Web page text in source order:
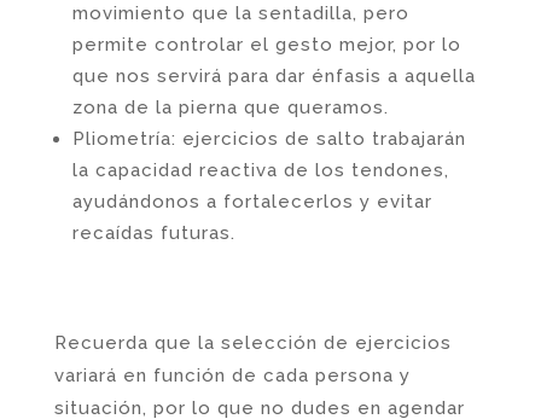
movimiento que la sentadilla, pero
permite controlar el gesto mejor, por lo
que nos servirá para dar énfasis a aquella
zona de la pierna que queramos.
Pliometría: ejercicios de salto trabajarán
la capacidad reactiva de los tendones,
ayudándonos a fortalecerlos y evitar
recaídas futuras.
Recuerda que la selección de ejercicios
variará en función de cada persona y
situación, por lo que no dudes en agendar